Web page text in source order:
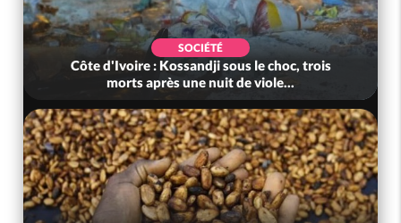
SOCIÉTÉ
Côte d'Ivoire : Kossandji sous le choc, trois
morts après une nuit de viole...